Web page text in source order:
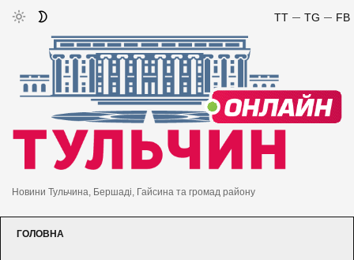
FB
TG
TT
Новини Тульчина, Бершаді, Гайсина та громад району
ГОЛОВНА